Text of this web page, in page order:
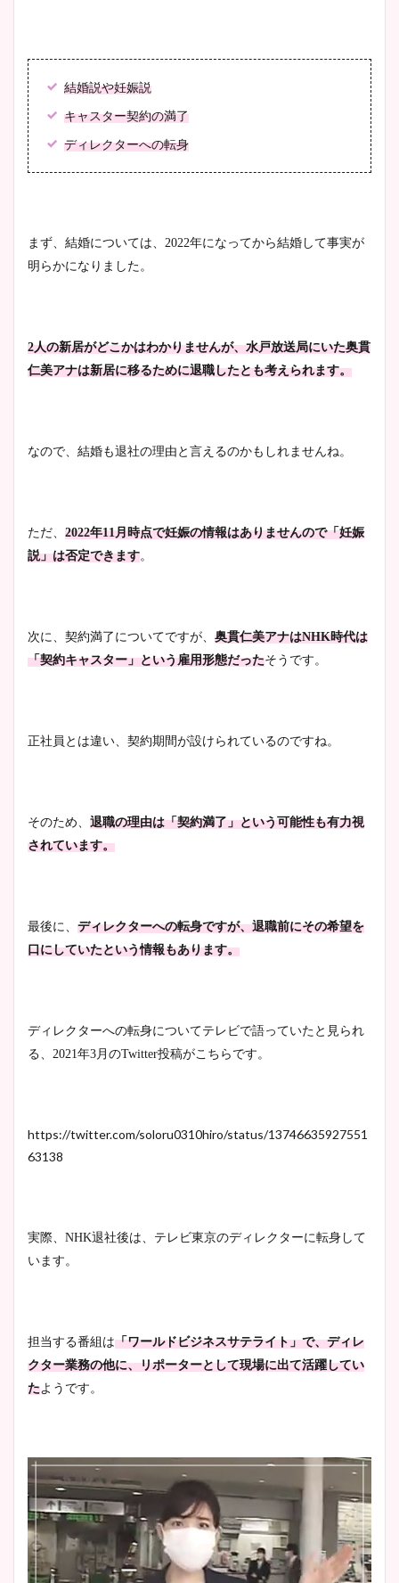
調査！
まとめ！足も美脚でカップも
凄い！
池谷実悠アナのメガネ画像が
結婚説や妊娠説
キャスター契約の満了
ディレクターへの転身
まず、結婚については、2022年になってから結婚して事実が
明らかになりました。
2人の新居がどこかはわかりませんが、水戸放送局にいた奥貫
仁美アナは新居に移るために退職したとも考えられます。
なので、結婚も退社の理由と言えるのかもしれませんね。
ただ、 2022年11月時点で妊娠の情報はありませんので「妊娠
説」は否定できます。
次に、契約満了についてですが、 奥貫仁美アナはNHK時代は
「契約キャスター」という雇用形態だったそうです。
正社員とは違い、契約期間が設けられているのですね。
そのため、 退職の理由は「契約満了」という可能性も有力視
されています。
最後に、 ディレクターへの転身ですが、退職前にその希望を
口にしていたという情報もあります。
ディレクターへの転身についてテレビで語っていたと見られ
る、2021年3月のTwitter投稿がこちらです。
https://twitter.com/soloru0310hiro/status/13746635927551
63138
実際、NHK退社後は、テレビ東京のディレクターに転身して
います。
担当する番組は「ワールドビジネスサテライト」で、ディレ
クター業務の他に、リポーターとして現場に出て活躍してい
たようです。